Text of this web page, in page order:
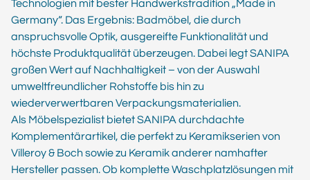
Technologien mit bester Handwerkstradition „Made in
Germany“. Das Ergebnis: Badmöbel, die durch
anspruchsvolle Optik, ausgereifte Funktionalität und
höchste Produktqualität überzeugen. Dabei legt SANIPA
großen Wert auf Nachhaltigkeit – von der Auswahl
umweltfreundlicher Rohstoffe bis hin zu
wiederverwertbaren Verpackungsmaterialien.
Als Möbelspezialist bietet SANIPA durchdachte
Komplementärartikel, die perfekt zu Keramikserien von
Villeroy & Boch sowie zu Keramik anderer namhafter
Hersteller passen. Ob komplette Waschplatzlösungen mit